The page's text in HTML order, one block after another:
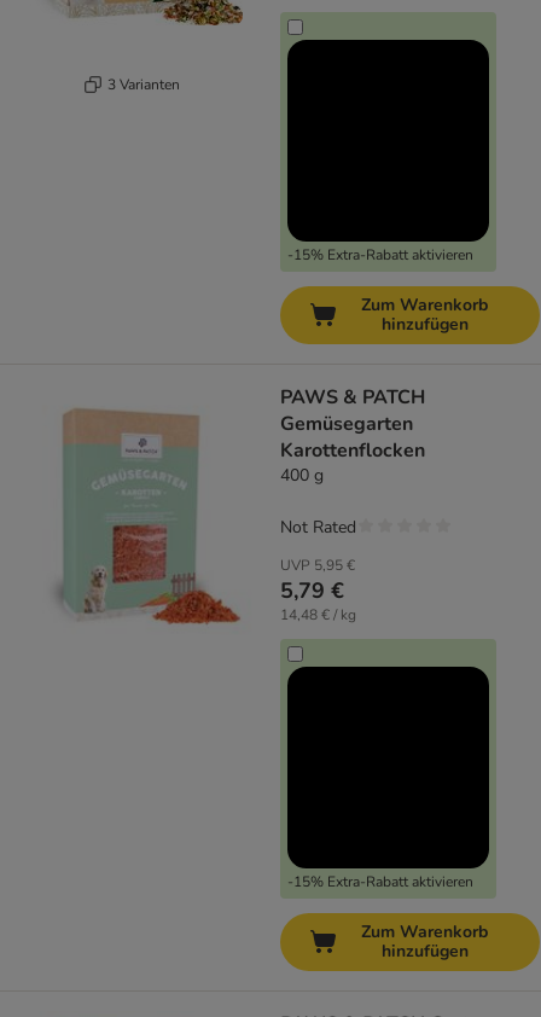
3 Varianten
-15% Extra-Rabatt aktivieren
Zum Warenkorb
hinzufügen
PAWS & PATCH
Gemüsegarten
Karottenflocken
400 g
UVP 5,95 €
5,79 €
14,48 € / kg
-15% Extra-Rabatt aktivieren
Not Rated
Zum Warenkorb
hinzufügen